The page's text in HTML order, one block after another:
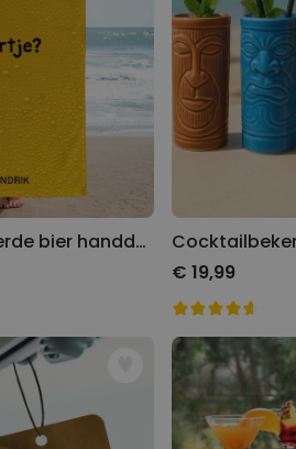
Gepersonaliseerde bier handdoek
€ 19,99